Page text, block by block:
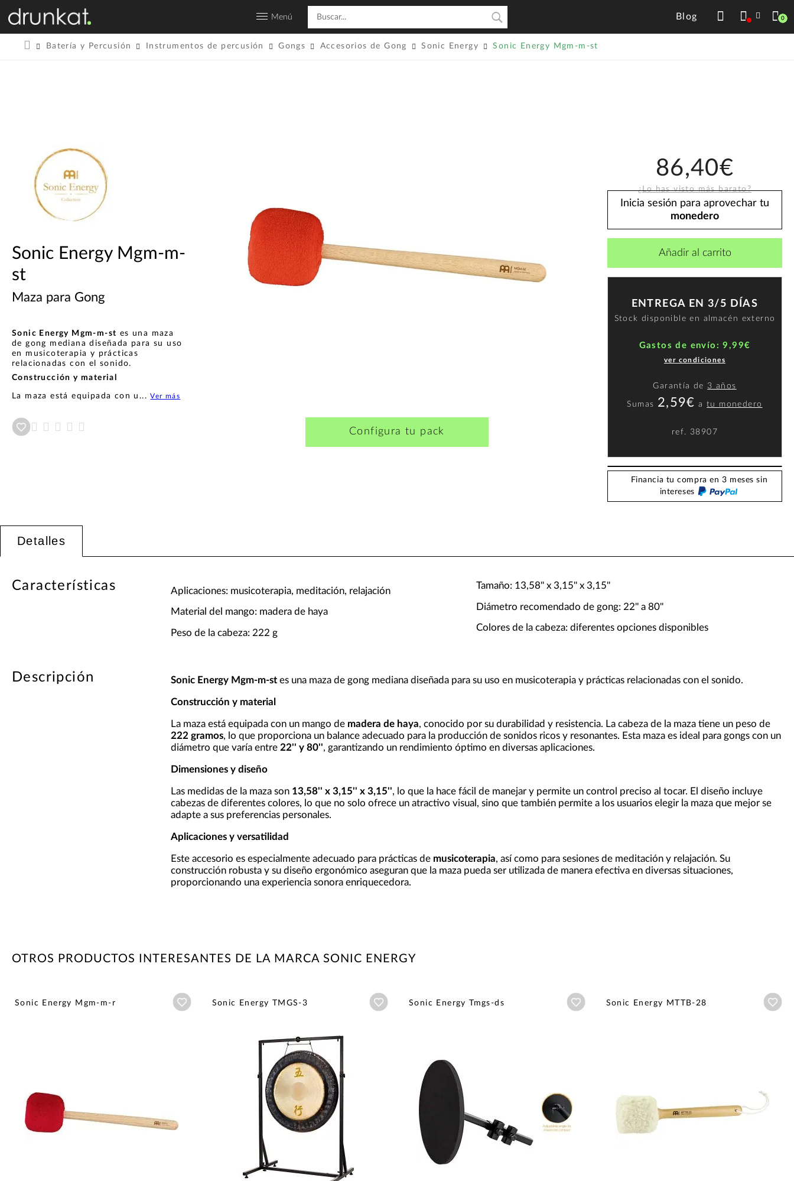
Menú Blog 0
Batería y Percusión Instrumentos de percusión Gongs Accesorios de Gong Sonic Energy Sonic Energy Mgm-m-st
Sonic Energy Mgm-m-
st
Maza para Gong
Sonic Energy Mgm-m-st es una maza
de gong mediana diseñada para su uso
en musicoterapia y prácticas
relacionadas con el sonido.
Construcción y material
La maza está equipada con u... Ver más
Configura tu pack
86,40€
¿Lo has visto más barato?
Inicia sesión para aprovechar tu
monedero
Añadir al carrito
ENTREGA EN 3/5 DÍAS
Stock disponible en almacén externo
Gastos de envío: 9,99€
ver condiciones
Garantía de 3 años
Sumas 2,59€ atu monedero
ref. 38907
Financia tu compra en 3 meses sin
intereses
Detalles
Características Aplicaciones: musicoterapia, meditación, relajación
Material del mango: madera de haya
Peso de la cabeza: 222 g
Tamaño: 13,58'' x 3,15'' x 3,15''
Diámetro recomendado de gong: 22'' a 80''
Colores de la cabeza: diferentes opciones disponibles
Descripción Sonic Energy Mgm-m-stes una maza de gong mediana diseñada para su uso en musicoterapia y prácticas relacionadas con el sonido.
Construcción y material
La maza está equipada con un mango de madera de haya, conocido por su durabilidad y resistencia. La cabeza de la maza tiene un peso de
222 gramos, lo que proporciona un balance adecuado para la producción de sonidos ricos y resonantes. Esta maza es ideal para gongs con un
diámetro que varía entre 22'' y 80'', garantizando un rendimiento óptimo en diversas aplicaciones.
Dimensiones y diseño
Las medidas de la maza son 13,58'' x 3,15'' x 3,15'', lo que la hace fácil de manejar y permite un control preciso al tocar. El diseño incluye
cabezas de diferentes colores, lo que no solo ofrece un atractivo visual, sino que también permite a los usuarios elegir la maza que mejor se
adapte a sus preferencias personales.
Aplicaciones y versatilidad
Este accesorio es especialmente adecuado para prácticas de musicoterapia, así como para sesiones de meditación y relajación. Su
construcción robusta y su diseño ergonómico aseguran que la maza pueda ser utilizada de manera efectiva en diversas situaciones,
proporcionando una experiencia sonora enriquecedora.
OTROS PRODUCTOS INTERESANTES DE LA MARCA SONIC ENERGY
Sonic Energy Mgm-m-r Añadir a wishlist
Sonic Energy TMGS-3 Añadir a wishlist
Sonic Energy Tmgs-ds Añadir a wishlist
Sonic Energy MTTB-28